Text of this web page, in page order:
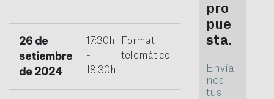
26 de
setiembre
de 2024
17:30h
-
18:30h
Format
telemático
pro
pue
sta.
Envía
nos
tus